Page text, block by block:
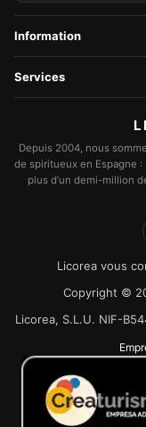
Information
Services
Depuis 2004, nous
de spiritueux en Espagne :
plus d’un demi-million
Licorea vous
Copyright ©
Licorea, S.L.U. NIF-